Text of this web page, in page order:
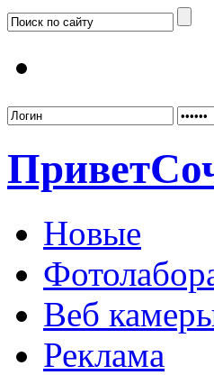
Привет
Новые
Веб
Реклама